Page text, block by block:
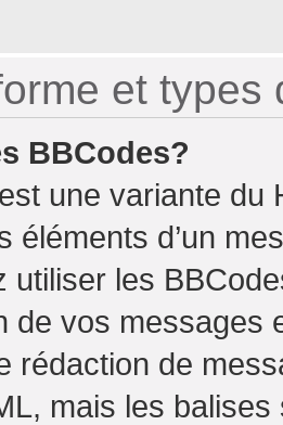
et types
BBCodes?
une variante du
éléments d’un
utiliser les
de vos messages
rédaction de
mais les